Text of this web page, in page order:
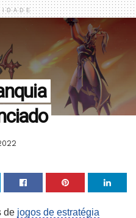
de jogos de estratégia